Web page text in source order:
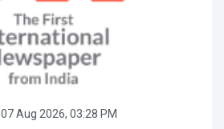
07 Aug 2026, 03:28 PM